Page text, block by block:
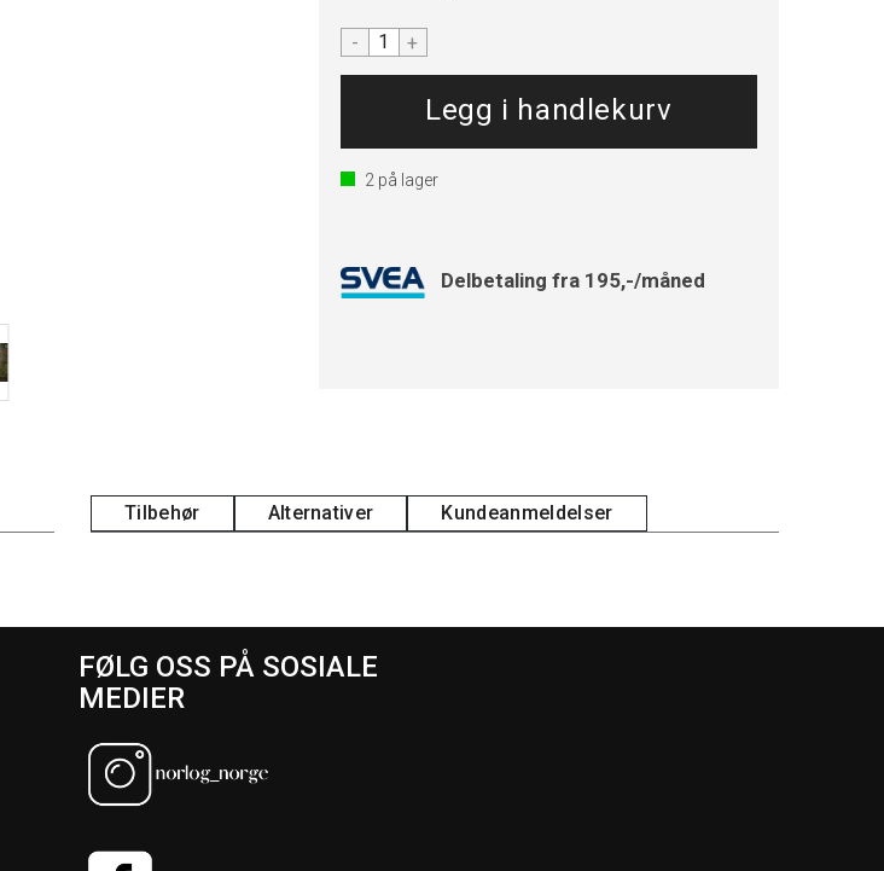
- +
2 på lager
Delbetaling fra 195,-/måned
Tilbehør Alternativer Kundeanmeldelser
FØLG OSS PÅ SOSIALE
MEDIER